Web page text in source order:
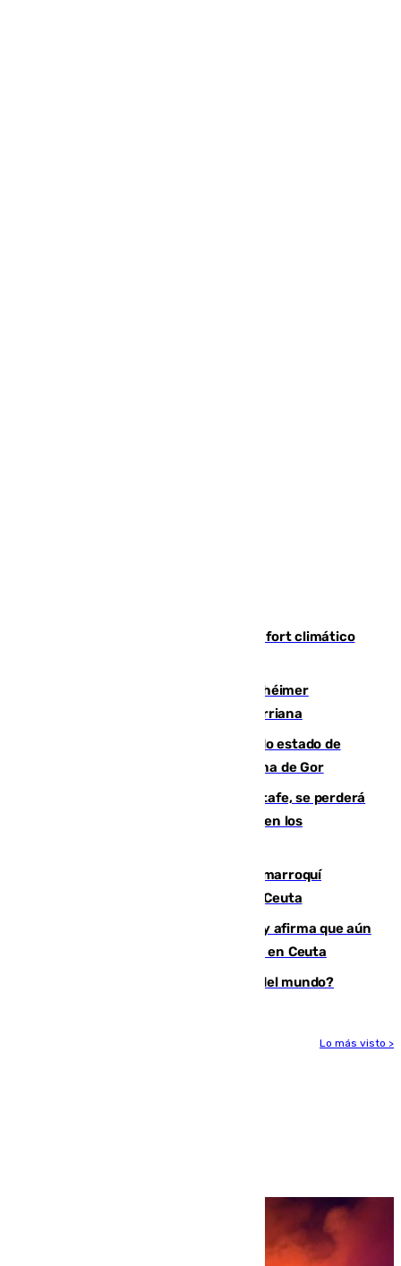
Málaga contabiliza 148 zonas de confort climático
Hallan sin vida al granadino con Alzhéimer
desaparecido hace una semana en Churriana
Encuentran un cadáver en avanzado estado de
descomposición en la localidad granadina de Gor
Christantus Uche, delantero del Getafe, se perderá
toda la temporada por varias fracturas en los
Expulsado de España un ciudadano marroquí
condenado por allanar una vivienda en Ceuta
Vivas niega la versión del Gobierno y afirma que aún
quedan entre 8.000 y 11.000 migrantes en Ceuta
¿Es Tadej Pogacar el mejor ciclista del mundo?
Lo más visto >